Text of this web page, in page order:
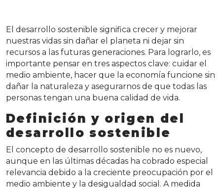
El desarrollo sostenible significa crecer y mejorar
nuestras vidas sin dañar el planeta ni dejar sin
recursos a las futuras generaciones. Para lograrlo, es
importante pensar en tres aspectos clave: cuidar el
medio ambiente, hacer que la economía funcione sin
dañar la naturaleza y asegurarnos de que todas las
personas tengan una buena calidad de vida.
Definición y origen del
desarrollo sostenible
El concepto de desarrollo sostenible no es nuevo,
aunque en las últimas décadas ha cobrado especial
relevancia debido a la creciente preocupación por el
medio ambiente y la desigualdad social. A medida